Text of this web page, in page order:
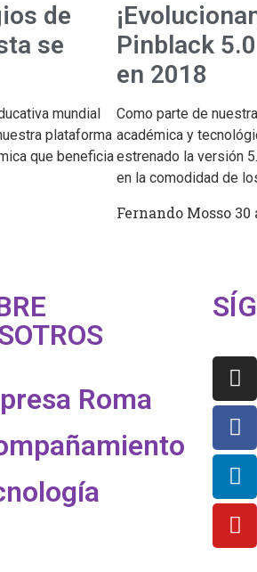
de
se
mundial
plataforma
que beneficia
Pinblack
en 2018
Como parte de
académica y
estrenado la versión
en la comodidad de
Fernando Mosso 30
Roma